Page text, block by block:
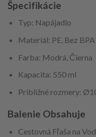
Špecifikácie
Typ: Napájadlo
Materiál: PE, Bez BPA
Farba: Modrá, Čierna
Kapacita: 550 ml
Približné rozmery:
Balenie Obsahuje
Cestovná Fľaša na